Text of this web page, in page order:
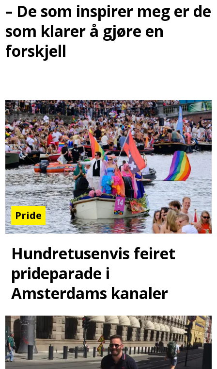
– De som inspirer meg er de
som klarer å gjøre en
forskjell
Pride
Hundretusenvis feiret
prideparade i
Amsterdams kanaler